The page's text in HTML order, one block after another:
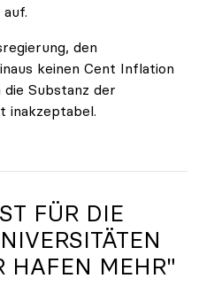
den
keinen Cent Inflation
Substanz der
inakzeptabel.
zu demonstrieren lohnt
FÜR DIE
HAFEN MEHR"